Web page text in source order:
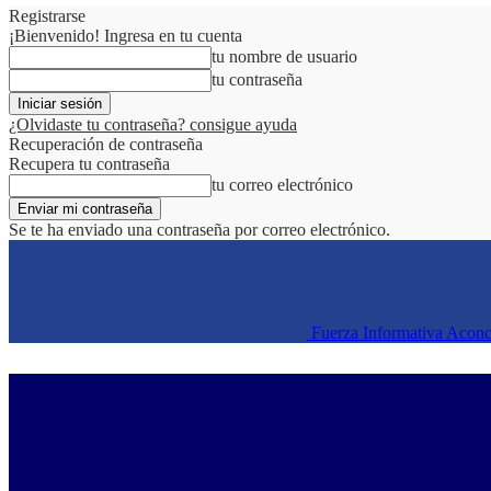
Registrarse
¡Bienvenido! Ingresa en tu cuenta
tu nombre de usuario
tu contraseña
¿Olvidaste tu contraseña? consigue ayuda
Recuperación de contraseña
Recupera tu contraseña
tu correo electrónico
Se te ha enviado una contraseña por correo electrónico.
Fuerza Informativa